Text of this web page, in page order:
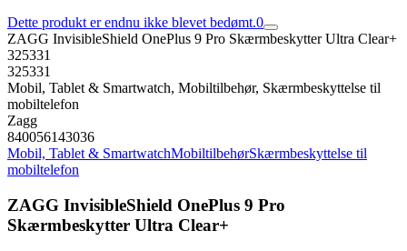
Dette produkt er endnu ikke blevet bedømt.0
ZAGG InvisibleShield OnePlus 9 Pro Skærmbeskytter Ultra Clear+
325331
325331
Mobil, Tablet & Smartwatch, Mobiltilbehør, Skærmbeskyttelse til
mobiltelefon
Zagg
840056143036
Mobil, Tablet & SmartwatchMobiltilbehørSkærmbeskyttelse til
mobiltelefon
ZAGG InvisibleShield OnePlus 9 Pro
Skærmbeskytter Ultra Clear+